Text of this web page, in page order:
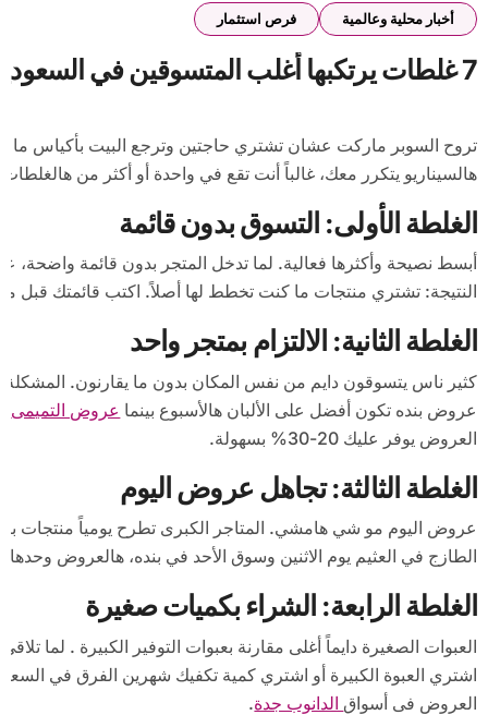
أخبار محلية وعالمية فرص استثمار
7 غلطات يرتكبها أغلب المتسوقين في السعودية وتكلّفهم مئات الريالات شهرياً
تروح السوبر ماركت عشان تشتري حاجتين وترجع البيت بأكياس ما تعدّها وفاتورة تخلّيك تتساءل: وين راحت الفلوس؟ لو
هالسيناريو يتكرر معك، غالباً أنت تقع في واحدة أو أكثر من
الغلطة الأولى: التسوق بدون قائمة
أبسط نصيحة وأكثرها فعالية. لما تدخل المتجر بدون قائمة
النتيجة: تشتري منتجات ما كنت تخطط لها أصلاً. اكتب قائمتك قبل ما
الغلطة الثانية: الالتزام بمتجر واحد
كثير ناس يتسوقون دايم من نفس المكان بدون ما يقارنون.
عروض بنده تكون أفضل على الألبان هالأسبوع بينما عروض التميمى
العروض يوفر عليك 20-30% بسهولة.
الغلطة الثالثة: تجاهل عروض اليوم
عروض اليوم مو شي هامشي. المتاجر الكبرى تطرح يومياً منتجات
الطازج في العثيم يوم الاثنين وسوق الأحد في بنده، هالعروض وحدها
الغلطة الرابعة: الشراء بكميات صغيرة
العبوات الصغيرة دايماً أغلى مقارنة بعبوات التوفير الكبيرة .
اشتري العبوة الكبيرة أو اشتري كمية تكفيك شهرين الفرق في
العروض فى أسواق الدانوب جدة.